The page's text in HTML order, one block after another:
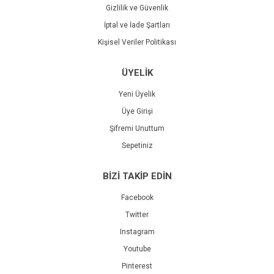
Gizlilik ve Güvenlik
İptal ve İade Şartları
Kişisel Veriler Politikası
ÜYELİK
Yeni Üyelik
Üye Girişi
Şifremi Unuttum
Sepetiniz
BİZİ TAKİP EDİN
Facebook
Twitter
Instagram
Youtube
Pinterest